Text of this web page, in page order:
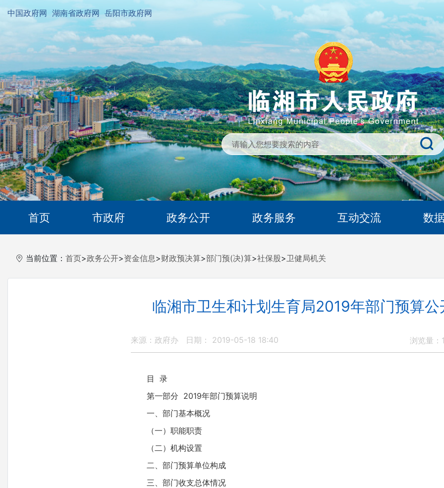
中国政府网 湖南省政府网 岳阳市政府网
首页 市政府 政务公开 政务服务 互动交流 数
当前位置： 首页>政务公开>资金信息>财政预决算>部门预(决)算>社保股>卫健局机关
临湘市卫生和计划生育局2019年部门预算
来源：政府办 日期： 2019-05-18 18:40 浏览量：
目 录
第一部分 2019年部门预算说明
一、部门基本概况
（一）职能职责
（二）机构设置
二、部门预算单位构成
三、部门收支总体情况